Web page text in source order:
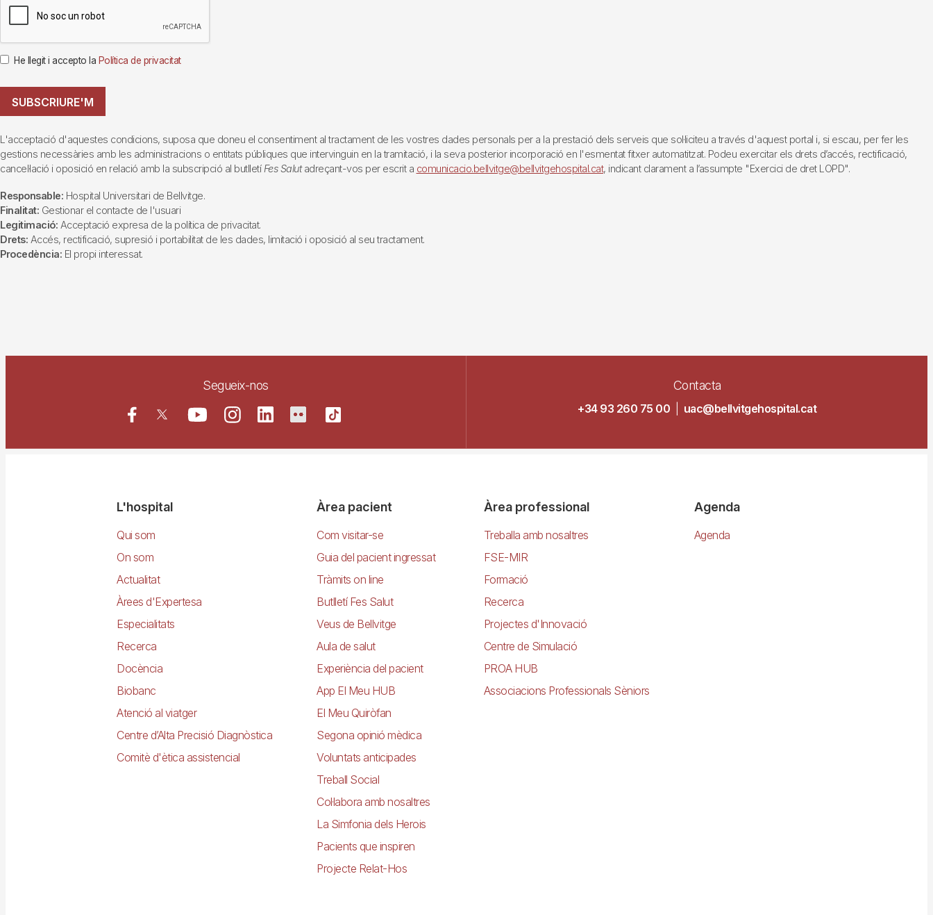
He llegit i accepto la Política de privacitat
SUBSCRIURE'M
L'acceptació d'aquestes condicions, suposa que doneu el consentiment al tractament de les vostres dades personals per a la prestació dels serveis que sol·liciteu a través d'aquest portal i, si escau, per fer les
gestions necessàries amb les administracions o entitats públiques que intervinguin en la tramitació, i la seva posterior incorporació en l'esmentat fitxer automatitzat. Podeu exercitar els drets d’accés, rectificació,
cancel·lació i oposició en relació amb la subscripció al butlletí Fes Salutadreçant-vos per escrit a comunicacio.bellvitge@bellvitgehospital.cat, indicant clarament a l’assumpte "Exercici de dret LOPD".
Responsable: Hospital Universitari de Bellvitge.
Finalitat: Gestionar el contacte de l'usuari
Legitimació: Acceptació expresa de la política de privacitat.
Drets: Accés, rectificació, supresió i portabilitat de les dades, limitació i oposició al seu tractament.
Procedència: El propi interessat.
Segueix-nos Contacta
+34 93 260 75 00 uac@bellvitgehospital.cat
NavegacióL'hospital
Qui som
On som
Actualitat
Àrees d'Expertesa
Especialitats
Recerca
Docència
Biobanc
Atenció al viatger
Centre d’Alta Precisió Diagnòstica
Comitè d'ètica assistencial
Àrea pacient
Com visitar-se
Guia del pacient ingressat
Tràmits on line
Butlletí Fes Salut
Veus de Bellvitge
Aula de salut
Experiència del pacient
App El Meu HUB
El Meu Quiròfan
Segona opinió mèdica
Voluntats anticipades
Treball Social
Col·labora amb nosaltres
La Simfonia dels Herois
Pacients que inspiren
Projecte Relat-Hos
Àrea professional
Treballa amb nosaltres
FSE-MIR
Formació
Recerca
Projectes d'Innovació
Centre de Simulació
PROA HUB
Associacions Professionals Sèniors
Agenda
Agenda